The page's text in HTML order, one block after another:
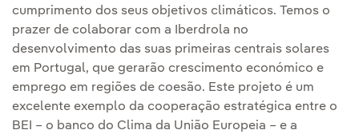
cumprimento dos seus objetivos climáticos. Temos o
prazer de colaborar com a Iberdrola no
desenvolvimento das suas primeiras centrais solares
em Portugal, que gerarão crescimento económico e
emprego em regiões de coesão. Este projeto é um
excelente exemplo da cooperação estratégica entre o
BEI – o banco do Clima da União Europeia – e a